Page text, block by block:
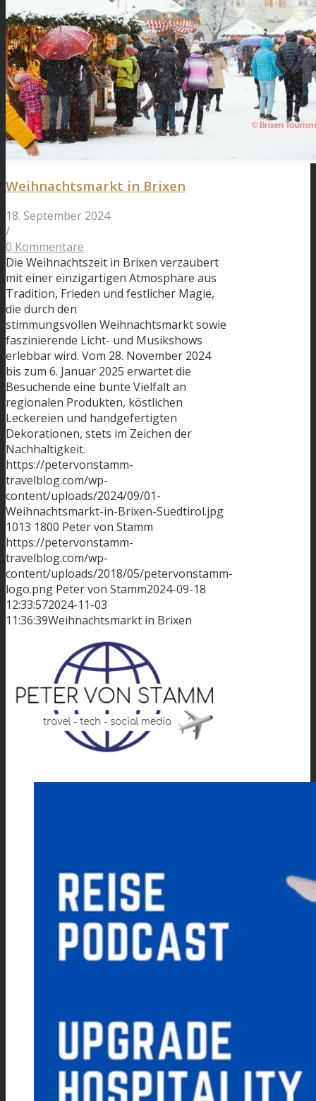
Weihnachtsmarkt in Brixen
18. September 2024
/
0 Kommentare
Die Weihnachtszeit in Brixen verzaubert
mit einer einzigartigen Atmosphäre aus
Tradition, Frieden und festlicher Magie,
die durch den
stimmungsvollen Weihnachtsmarkt sowie
faszinierende Licht- und Musikshows
erlebbar wird. Vom 28. November 2024
bis zum 6. Januar 2025 erwartet die
Besuchende eine bunte Vielfalt an
regionalen Produkten, köstlichen
Leckereien und handgefertigten
Dekorationen, stets im Zeichen der
Nachhaltigkeit.
https://petervonstamm-
travelblog.com/wp-
content/uploads/2024/09/01-
Weihnachtsmarkt-in-Brixen-Suedtirol.jpg
1013 1800 Peter von Stamm
https://petervonstamm-
travelblog.com/wp-
content/uploads/2018/05/petervonstamm-
logo.png Peter von Stamm2024-09-18
12:33:572024-11-03
11:36:39Weihnachtsmarkt in Brixen